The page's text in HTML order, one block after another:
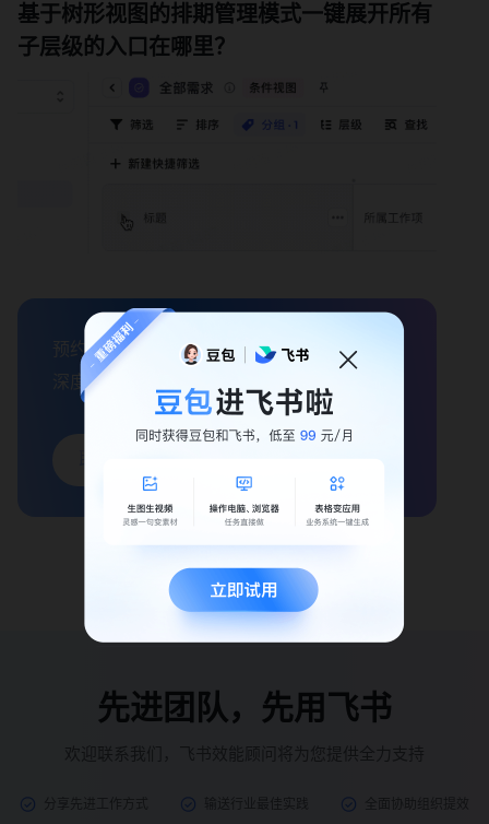
基于树形视图的排期管理模式一键展开所有
子层级的入口在哪里？
预约飞书企业效能顾问
深度诊断企业痛点，定制专属 AI 办公方案
先进团队，先用飞书